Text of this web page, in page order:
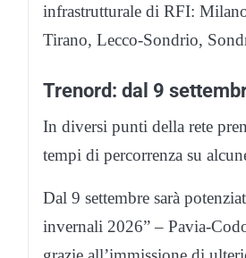
infrastrutturale di RFI:
Tirano, Lecco-Sondrio,
Trenord: dal 9
In diversi punti della rete
tempi di percorrenza su
Dal 9 settembre sarà
invernali 2026” – Pavia-